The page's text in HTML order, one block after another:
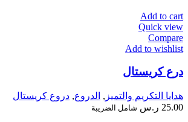
Add to cart
Quick view
Compare
Add to wishlist
درع كريستال
هدايا التكريم والتميز , الدروع, دروع كريستال
25.00 ر.س شامل الضريبة